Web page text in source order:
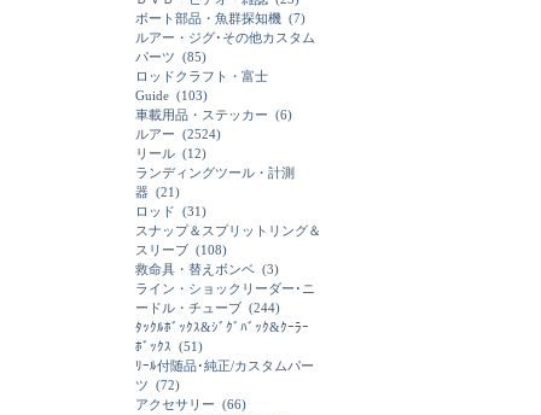
ボート部品・魚群探知機 (7)
ルアー・ジグ･その他カスタム
パーツ (85)
ロッドクラフト・富士
Guide (103)
車載用品・ステッカー (6)
ルアー (2524)
リール (12)
ランディングツール・計測
器 (21)
ロッド (31)
スナップ＆スプリットリング＆
スリーブ (108)
救命具・替えボンベ (3)
ライン・ショックリーダー･ニ
ードル・チューブ (244)
ﾀｯｸﾙﾎﾞｯｸｽ&ｼﾞｸﾞﾊﾞｯｸ&ｸｰﾗｰ
ﾎﾞｯｸｽ (51)
ﾘｰﾙ付随品･純正/カスタムパー
ツ (72)
アクセサリー (66)